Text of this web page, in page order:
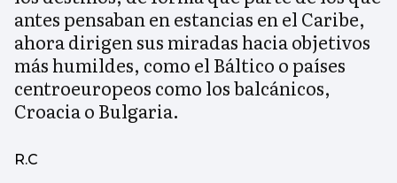
antes pensaban en estancias en el Caribe,
ahora dirigen sus miradas hacia objetivos
más humildes, como el Báltico o países
centroeuropeos como los balcánicos,
Croacia o Bulgaria.
R.C